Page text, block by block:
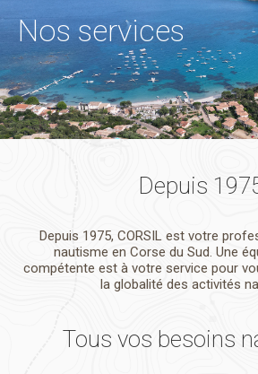
Nos services
Depuis
Depuis 1975, CORSIL est votre
nautisme en Corse du Sud. Une
compétente est à votre service pour
la globalité des activités
Tous vos besoins